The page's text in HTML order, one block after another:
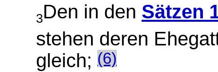
3Den in den Sätzen
stehen deren
gleich; (6)